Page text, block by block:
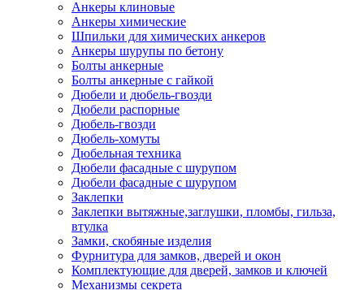
Анкеры клиновые
Анкеры химические
Шпильки для химических анкеров
Анкеры шурупы по бетону
Болты анкерные
Болты анкерные с гайкой
Дюбели и дюбель-гвозди
Дюбели распорные
Дюбель-гвозди
Дюбель-хомуты
Дюбельная техника
Дюбели фасадные с шурупом
Дюбели фасадные с шурупом
Заклепки
Заклепки вытяжные,заглушки, пломбы, гильза,
втулка
Замки, скобяные изделия
Фурнитура для замков, дверей и окон
Комплектующие для дверей, замков и ключей
Механизмы секрета